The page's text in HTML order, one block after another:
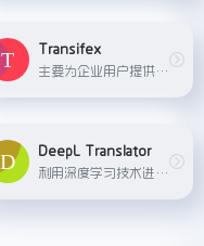
Transifex
主要为企业用户提供全球化解决方案，包括在线翻译协作平台和本地化管理工具。
DeepL Translator
利用深度学习技术进行精准翻译，尤其在欧洲语言之间表现出色，被誉为机器翻译领域的革新者。